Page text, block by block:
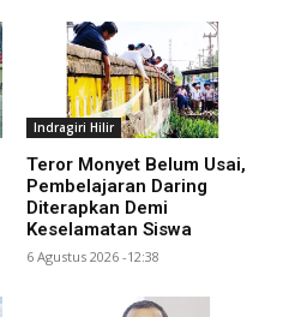
Indragiri Hilir
Teror Monyet Belum Usai,
Pembelajaran Daring
Diterapkan Demi
Keselamatan Siswa
6 Agustus 2026 -12:38